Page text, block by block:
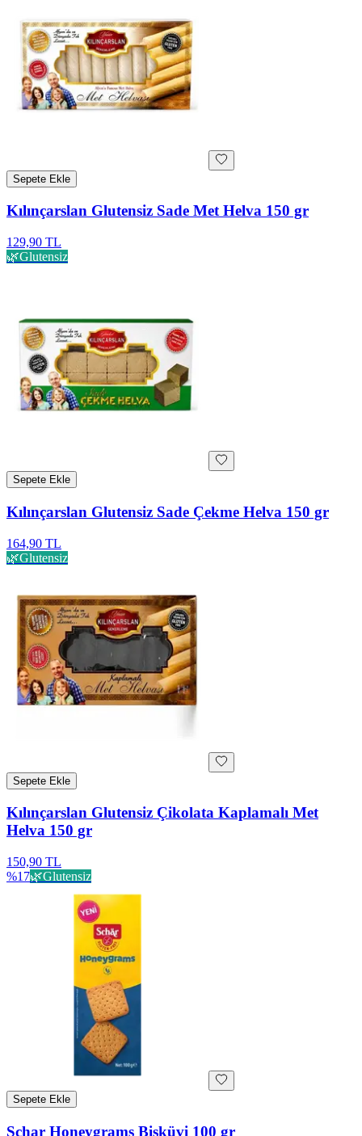
Sepete Ekle
Kılınçarslan Glutensiz Sade Met Helva 150 gr
129,90 TL
🌿Glutensiz
Sepete Ekle
Kılınçarslan Glutensiz Sade Çekme Helva 150 gr
164,90 TL
🌿Glutensiz
Sepete Ekle
Kılınçarslan Glutensiz Çikolata Kaplamalı Met
Helva 150 gr
150,90 TL
%17🌿Glutensiz
Sepete Ekle
Schar Honeygrams Bisküvi 100 gr